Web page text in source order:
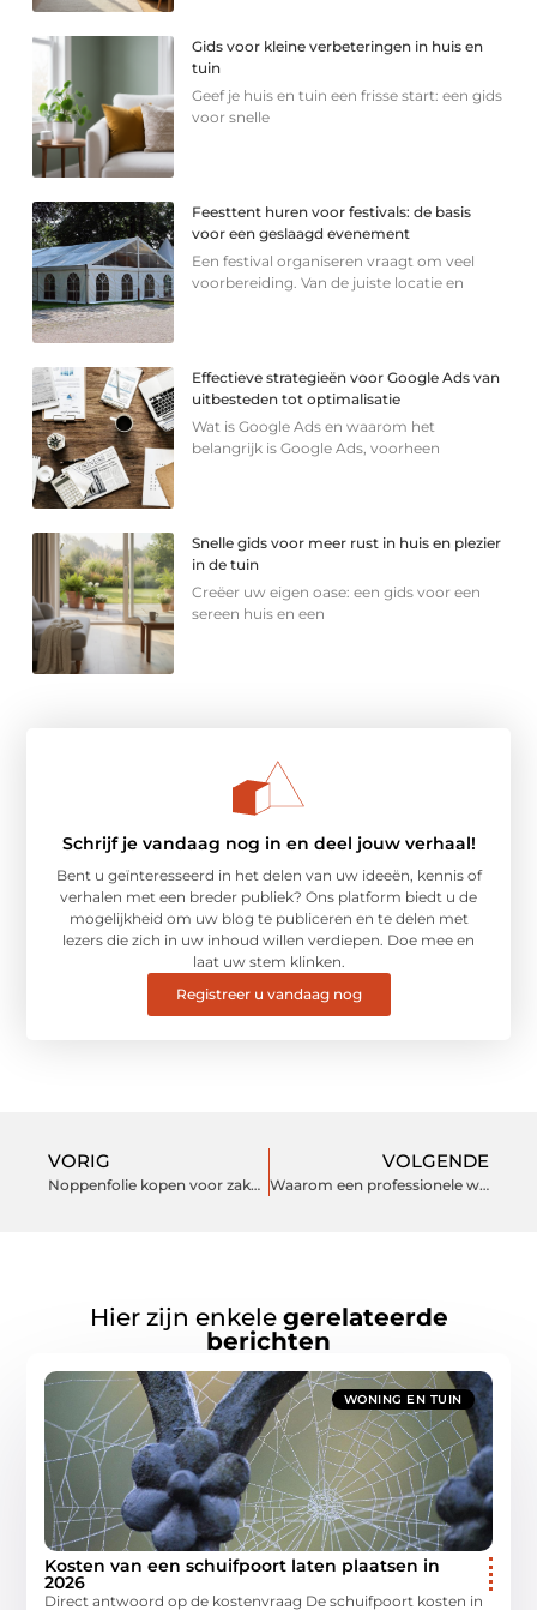
Gids voor kleine verbeteringen in huis en
tuin
Geef je huis en tuin een frisse start: een gids
voor snelle
Feesttent huren voor festivals: de basis
voor een geslaagd evenement
Een festival organiseren vraagt om veel
voorbereiding. Van de juiste locatie en
Effectieve strategieën voor Google Ads van
uitbesteden tot optimalisatie
Wat is Google Ads en waarom het
belangrijk is Google Ads, voorheen
Snelle gids voor meer rust in huis en plezier
in de tuin
Creëer uw eigen oase: een gids voor een
sereen huis en een
Schrijf je vandaag nog in en deel jouw verhaal!
Bent u geïnteresseerd in het delen van uw ideeën, kennis of
verhalen met een breder publiek? Ons platform biedt u de
mogelijkheid om uw blog te publiceren en te delen met
lezers die zich in uw inhoud willen verdiepen. Doe mee en
laat uw stem klinken.
Registreer u vandaag nog
VORIG
Noppenfolie kopen voor zakelijk gebruik
VOLGENDE
Waarom een professionele website essentieel is
Hier zijn enkele gerelateerde
berichten
WONING EN TUIN
Kosten van een schuifpoort laten plaatsen in
2026
Direct antwoord op de kostenvraag De schuifpoort kosten in